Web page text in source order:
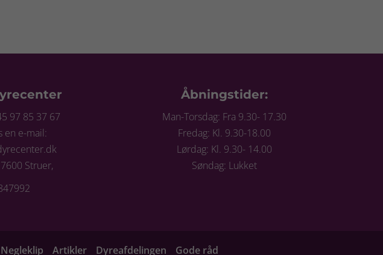
97 85 37 67
en e-mail:
Struer,
Åbningstider:
Man-Torsdag: Fra 9.30- 17.30
Fredag: Kl. 9.30-18.00
Lørdag: Kl. 9.30- 14.00
Søndag: Lukket
Negleklip Artikler Dyreafdelingen Gode råd